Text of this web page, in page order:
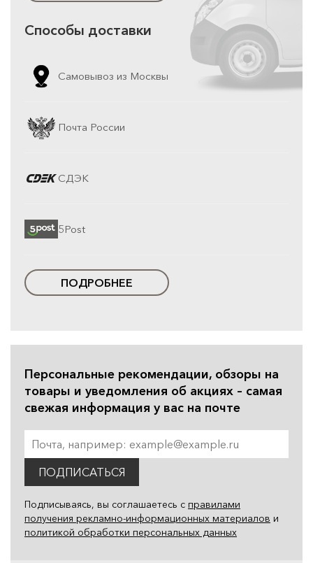
Способы доставки
Самовывоз из Москвы
Почта России
СДЭК
5Post
ПОДРОБНЕЕ
Персональные рекомендации, обзоры на
товары и уведомления об акциях – самая
свежая информация у вас на почте
ПОДПИСАТЬСЯ
Подписываясь, вы соглашаетесь с правилами
получения рекламно-информационных материалов и
политикой обработки персональных данных